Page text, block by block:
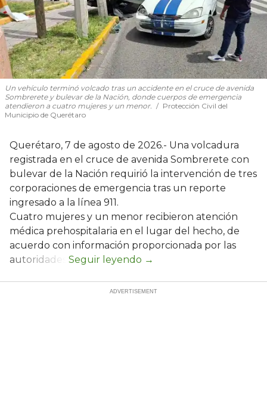
Un vehículo terminó volcado tras un accidente en el cruce de avenida
Sombrerete y bulevar de la Nación, donde cuerpos de emergencia
atendieron a cuatro mujeres y un menor.
Protección Civil del
Municipio de Querétaro
Querétaro, 7 de agosto de 2026.- Una volcadura
registrada en el cruce de avenida Sombrerete con
bulevar de la Nación requirió la intervención de tres
corporaciones de emergencia tras un reporte
ingresado a la línea 911.
Cuatro mujeres y un menor recibieron atención
médica prehospitalaria en el lugar del hecho, de
acuerdo con información proporcionada por las
autoridades.